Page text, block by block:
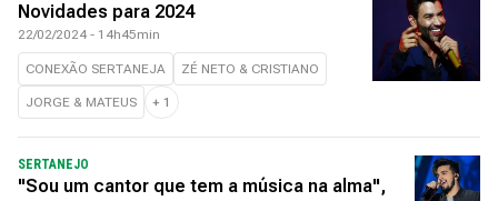
Novidades para 2024
22/02/2024 - 14h45min
CONEXÃO SERTANEJA ZÉ NETO & CRISTIANO
JORGE & MATEUS + 1
SERTANEJO
"Sou um cantor que tem a música na alma",